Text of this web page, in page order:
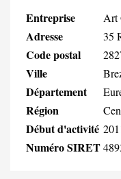
Entreprise Art
Adresse 35
Code postal
Ville
Département
Région
Début d'activité
Numéro SIRET